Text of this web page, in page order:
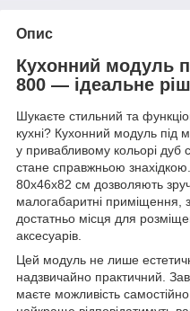
Опис
Кухонний модуль
800 — ідеальне
Шукаєте стильний та
кухні? Кухонний модуль під
у привабливому кольорі
стане справжньою
80х46х82 см дозволяють
малогабаритні приміщення,
достатньо місця для
аксесуарів.
Цей модуль не лише
надзвичайно практичний.
маєте можливість